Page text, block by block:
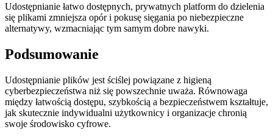
Udostępnianie łatwo dostępnych, prywatnych platform do dzielenia
się plikami zmniejsza opór i pokusę sięgania po niebezpieczne
alternatywy, wzmacniając tym samym dobre nawyki.
Podsumowanie
Udostępnianie plików jest ściślej powiązane z higieną
cyberbezpieczeństwa niż się powszechnie uważa. Równowaga
między łatwością dostępu, szybkością a bezpieczeństwem kształtuje,
jak skutecznie indywidualni użytkownicy i organizacje chronią
swoje środowisko cyfrowe.